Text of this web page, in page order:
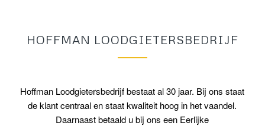
HOFFMAN LOODGIETERSBEDRIJF
Hoffman Loodgietersbedrijf bestaat al 30 jaar. Bij ons staat
de klant centraal en staat kwaliteit hoog in het vaandel.
Daarnaast betaald u bij ons een Eerlijke